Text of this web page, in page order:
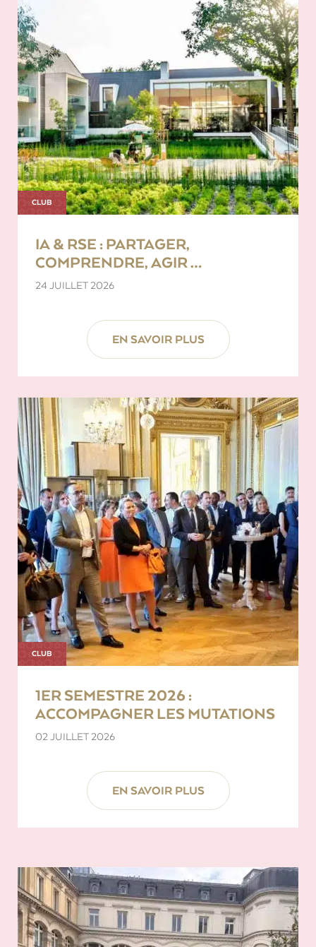
CLUB
IA & RSE : PARTAGER,
COMPRENDRE, AGIR …
24 JUILLET 2026
EN SAVOIR PLUS
CLUB
1ER SEMESTRE 2026 :
ACCOMPAGNER LES MUTATIONS
02 JUILLET 2026
EN SAVOIR PLUS